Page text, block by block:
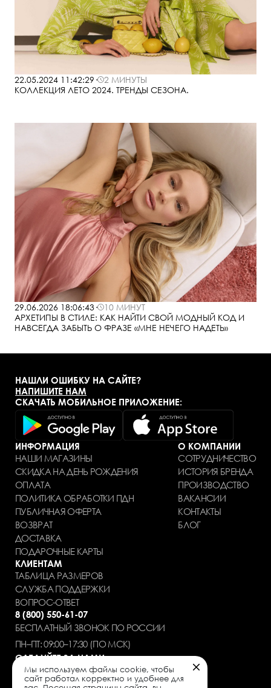
22.05.2024 11:42:29 ·
2 МИНУТЫ
КОЛЛЕКЦИЯ ЛЕТО 2024. ТРЕНДЫ СЕЗОНА.
29.06.2026 18:06:43·
10 МИНУТ
АРХЕТИПЫ В СТИЛЕ: КАК НАЙТИ СВОЙ МОДНЫЙ КОД И
НАВСЕГДА ЗАБЫТЬ О ФРАЗЕ «МНЕ НЕЧЕГО НАДЕТЬ»
НАШЛИ ОШИБКУ НА САЙТЕ?
НАПИШИТЕ НАМ
СКАЧАТЬ МОБИЛЬНОЕ ПРИЛОЖЕНИЕ:
ИНФОРМАЦИЯ
НАШИ МАГАЗИНЫ
СКИДКА НА ДЕНЬ РОЖДЕНИЯ
ОПЛАТА
ПОЛИТИКА ОБРАБОТКИ ПДН
ПУБЛИЧНАЯ ОФЕРТА
ВОЗВРАТ
ДОСТАВКА
ПОДАРОЧНЫЕ КАРТЫ
О КОМПАНИИ
СОТРУДНИЧЕСТВО
ИСТОРИЯ БРЕНДА
ПРОИЗВОДСТВО
ВАКАНСИИ
КОНТАКТЫ
БЛОГ
КЛИЕНТАМ
ТАБЛИЦА РАЗМЕРОВ
СЛУЖБА ПОДДЕРЖКИ
ВОПРОС-ОТВЕТ
8 (800) 550-61-07
БЕСПЛАТНЫЙ ЗВОНОК ПО РОССИИ
ПН–ПТ: 09:00–17:30 (ПО МСК)
СЛЕДУЙТЕ ЗА НАМИ
Мы используем файлы cookie, чтобы
сайт работал корректно и удобнее для